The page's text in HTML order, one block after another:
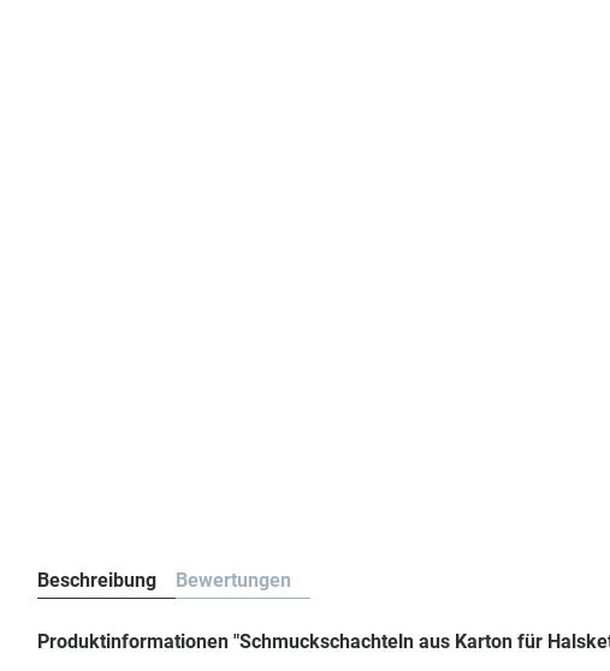
Beschreibung Bewertungen
Produktinformationen "Schmuckschachteln aus Karton für